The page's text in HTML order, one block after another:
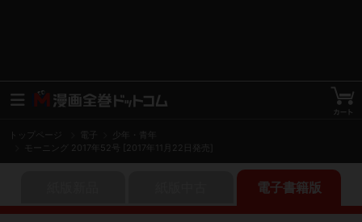
トップページ
少年・青年
モーニング 2017年52号 [2017年11月22日発売]
電子書籍版